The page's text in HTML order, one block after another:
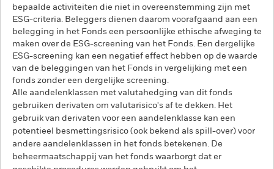
bepaalde activiteiten die niet in overeenstemming zijn met
ESG-criteria. Beleggers dienen daarom voorafgaand aan een
belegging in het Fonds een persoonlijke ethische afweging te
maken over de ESG-screening van het Fonds. Een dergelijke
ESG-screening kan een negatief effect hebben op de waarde
van de beleggingen van het Fonds in vergelijking met een
fonds zonder een dergelijke screening.
Alle aandelenklassen met valutahedging van dit fonds
gebruiken derivaten om valutarisico's af te dekken. Het
gebruik van derivaten voor een aandelenklasse kan een
potentieel besmettingsrisico (ook bekend als spill-over) voor
andere aandelenklassen in het fonds betekenen. De
beheermaatschappij van het fonds waarborgt dat er